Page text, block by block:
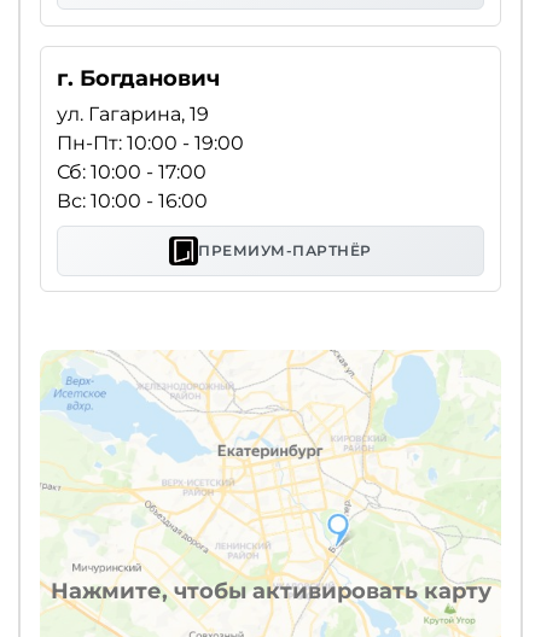
Нажмите, чтобы активировать карту
г. Богданович
ул. Гагарина, 19
Пн-Пт: 10:00 - 19:00
Сб: 10:00 - 17:00
Вс: 10:00 - 16:00
ПРЕМИУМ-ПАРТНЁР